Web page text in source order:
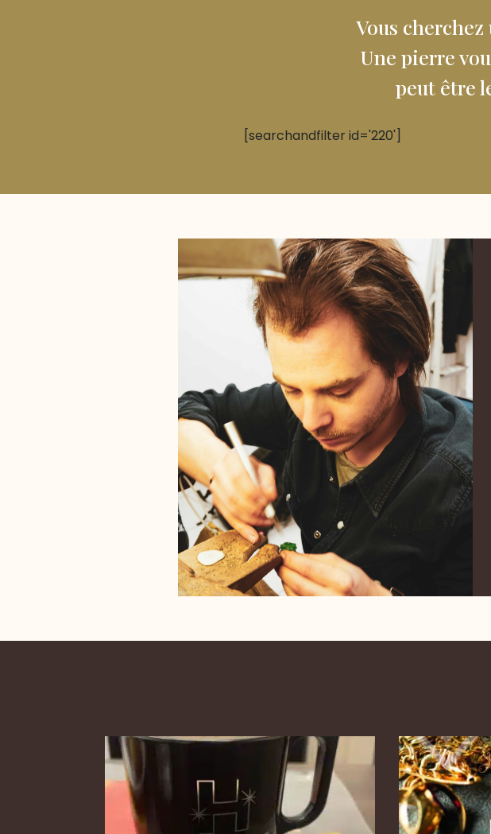
Vous
Une pierre
peut être
[searchandfilter id='220']